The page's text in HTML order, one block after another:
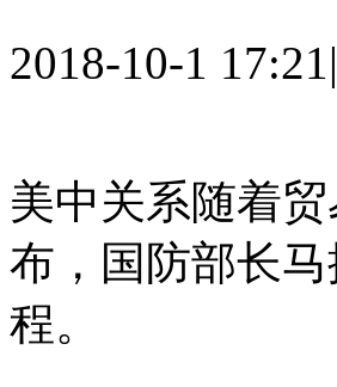
2018-10-1 17:21|
美中关系随着
布，国防部长
程。